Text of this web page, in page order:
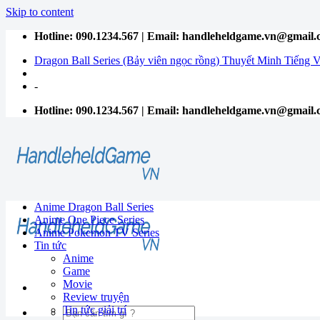
Skip to content
Hotline: 090.1234.567 | Email:
Dragon Ball Series (Bảy viên ngọc rồng) Thuyết Minh Tiếng
-
Hotline: 090.1234.567 | Email:
Anime Dragon Ball Series
Anime One Piece Series
Anime Pokemon TV Series
Tin tức
Anime
Game
Movie
Review truyện
Tin tức giải trí